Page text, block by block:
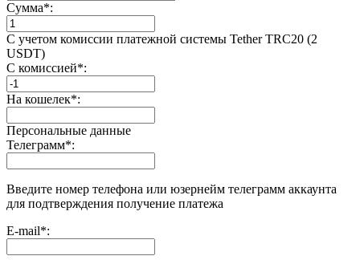
Сумма*:
С учетом комиссии платежной системы Tether TRC20 (2
USDT)
С комиссией*:
На кошелек*:
Персональные данные
Телеграмм*:
Введите номер телефона или юзернейм телеграмм аккаунта
для подтверждения получение платежа
E-mail*: